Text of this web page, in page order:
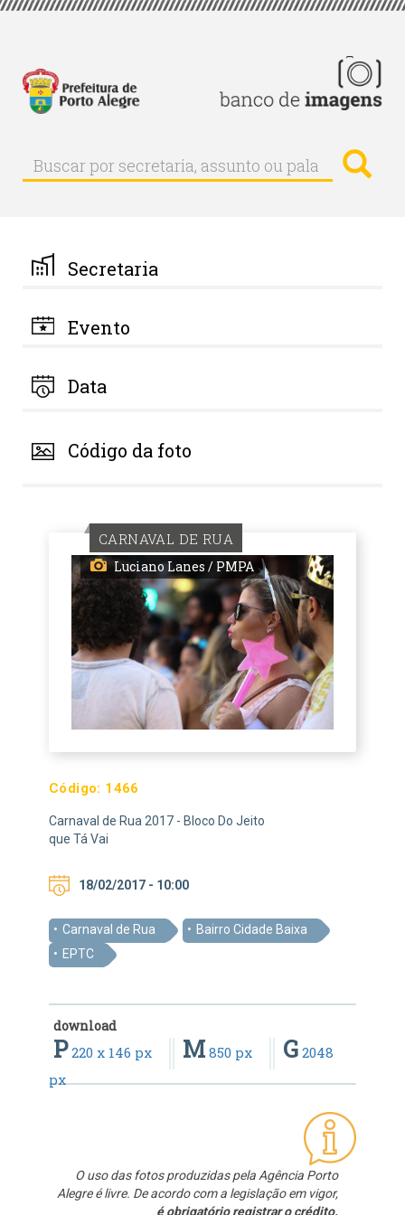
Pular
principal
Buscar
Buscar
por
palavra-
chave
Secretaria
Evento
Data
Código da foto
CARNAVAL DE RUA
Luciano Lanes / PMPA
Código: 1466
Carnaval de Rua 2017 - Bloco Do Jeito
que Tá Vai
18/02/2017 - 10:00
Carnaval de Rua
Bairro Cidade Baixa
EPTC
download
P220 x 146 px M 850 px G 2048
px
O uso das fotos produzidas pela Agência Porto
Alegre é livre. De acordo com a legislação em vigor,
é obrigatório registrar o crédito.